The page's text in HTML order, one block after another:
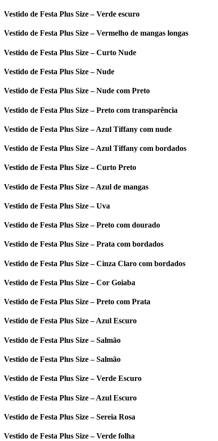
Vestido de Festa Plus Size – Verde escuro
Vestido de Festa Plus Size – Vermelho de mangas longas
Vestido de Festa Plus Size – Curto Nude
Vestido de Festa Plus Size – Nude
Vestido de Festa Plus Size – Nude com Preto
Vestido de Festa Plus Size – Preto com transparência
Vestido de Festa Plus Size – Azul Tiffany com nude
Vestido de Festa Plus Size – Azul Tiffany com bordados
Vestido de Festa Plus Size – Curto Preto
Vestido de Festa Plus Size – Azul de mangas
Vestido de Festa Plus Size – Uva
Vestido de Festa Plus Size – Preto com dourado
Vestido de Festa Plus Size – Prata com bordados
Vestido de Festa Plus Size – Cinza Claro com bordados
Vestido de Festa Plus Size – Cor Goiaba
Vestido de Festa Plus Size – Preto com Prata
Vestido de Festa Plus Size – Azul Escuro
Vestido de Festa Plus Size – Salmão
Vestido de Festa Plus Size – Salmão
Vestido de Festa Plus Size – Verde Escuro
Vestido de Festa Plus Size – Azul Escuro
Vestido de Festa Plus Size – Sereia Rosa
Vestido de Festa Plus Size – Verde folha